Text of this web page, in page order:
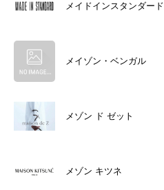
メイドインスタンダード
メイゾン・ベンガル
メゾン ド ゼット
メゾン キツネ